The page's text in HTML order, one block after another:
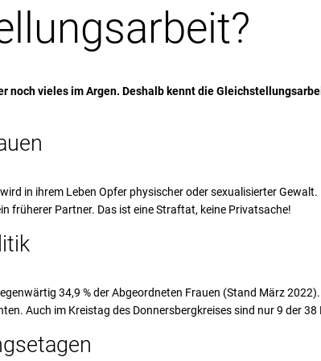
noch vieles im Argen. Deshalb kennt die
in ihrem Leben Opfer physischer oder sexualisierter Gewalt.
früherer Partner. Das ist eine Straftat, keine Privatsache!
34,9 % der Abgeordneten Frauen (Stand März
Auch im Kreistag des Donnersbergkreises sind nur 9 der